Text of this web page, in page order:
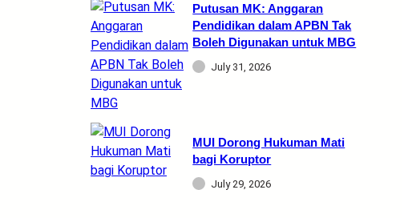
Putusan MK: Anggaran
Pendidikan dalam APBN Tak
Boleh Digunakan untuk MBG
July 31, 2026
MUI Dorong Hukuman Mati
bagi Koruptor
July 29, 2026